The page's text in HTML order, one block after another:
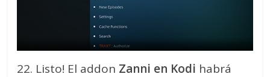
22. Listo! El addon Zanni en Kodi habrá